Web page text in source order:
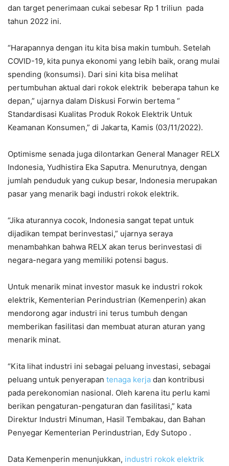
dan target penerimaan cukai sebesar Rp 1 triliun pada
tahun 2022 ini.
“Harapannya dengan itu kita bisa makin tumbuh. Setelah
COVID-19, kita punya ekonomi yang lebih baik, orang mulai
spending (konsumsi). Dari sini kita bisa melihat
pertumbuhan aktual dari rokok elektrik beberapa tahun ke
depan,” ujarnya dalam Diskusi Forwin bertema “
Standardisasi Kualitas Produk Rokok Elektrik Untuk
Keamanan Konsumen,” di Jakarta, Kamis (03/11/2022).
Optimisme senada juga dilontarkan General Manager RELX
Indonesia, Yudhistira Eka Saputra. Menurutnya, dengan
jumlah penduduk yang cukup besar, Indonesia merupakan
pasar yang menarik bagi industri rokok elektrik.
“Jika aturannya cocok, Indonesia sangat tepat untuk
dijadikan tempat berinvestasi,” ujarnya seraya
menambahkan bahwa RELX akan terus berinvestasi di
negara-negara yang memiliki potensi bagus.
Untuk menarik minat investor masuk ke industri rokok
elektrik, Kementerian Perindustrian (Kemenperin) akan
mendorong agar industri ini terus tumbuh dengan
memberikan fasilitasi dan membuat aturan aturan yang
menarik minat.
“Kita lihat industri ini sebagai peluang investasi, sebagai
peluang untuk penyerapan tenaga kerja dan kontribusi
pada perekonomian nasional. Oleh karena itu perlu kami
berikan pengaturan-pengaturan dan fasilitasi,” kata
Direktur Industri Minuman, Hasil Tembakau, dan Bahan
Penyegar Kementerian Perindustrian, Edy Sutopo .
Data Kemenperin menunjukkan, industri rokok elektrik